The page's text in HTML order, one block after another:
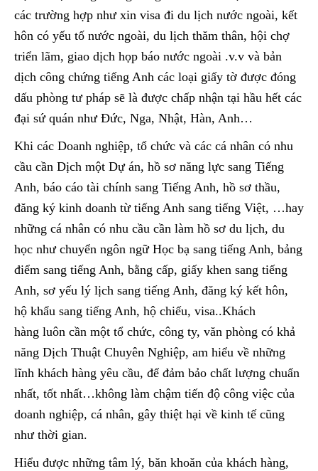
các trường hợp như xin visa đi du lịch nước ngoài, kết
hôn có yếu tố nước ngoài, du lịch thăm thân, hội chợ
triển lãm, giao dịch họp báo nước ngoài .v.v và bản
dịch công chứng tiếng Anh các loại giấy tờ được đóng
dấu phòng tư pháp sẽ là được chấp nhận tại hầu hết các
đại sứ quán như Đức, Nga, Nhật, Hàn, Anh…
Khi các Doanh nghiệp, tổ chức và các cá nhân có nhu
cầu cần Dịch một Dự án, hồ sơ năng lực sang Tiếng
Anh, báo cáo tài chính sang Tiếng Anh, hồ sơ thầu,
đăng ký kinh doanh từ tiếng Anh sang tiếng Việt, …hay
những cá nhân có nhu cầu cần làm hồ sơ du lịch, du
học như chuyển ngôn ngữ Học bạ sang tiếng Anh, bảng
điểm sang tiếng Anh, bằng cấp, giấy khen sang tiếng
Anh, sơ yếu lý lịch sang tiếng Anh, đăng ký kết hôn,
hộ khẩu sang tiếng Anh, hộ chiếu, visa..Khách
hàng luôn cần một tổ chức, công ty, văn phòng có khả
năng Dịch Thuật Chuyên Nghiệp, am hiểu về những
lĩnh khách hàng yêu cầu, để đảm bảo chất lượng chuẩn
nhất, tốt nhất…không làm chậm tiến độ công việc của
doanh nghiệp, cá nhân, gây thiệt hại về kinh tế cũng
như thời gian.
Hiểu được những tâm lý, băn khoăn của khách hàng,